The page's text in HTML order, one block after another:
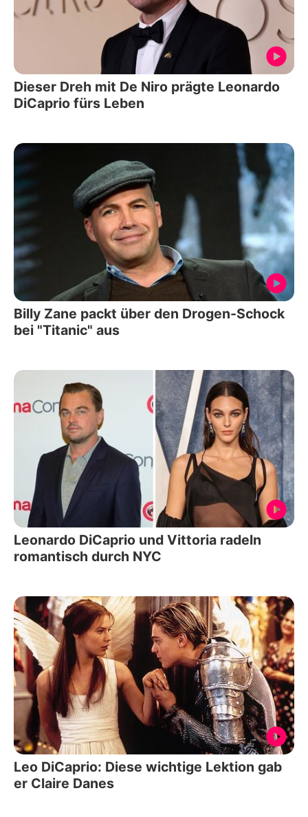
Dieser Dreh mit De Niro prägte Leonardo
DiCaprio fürs Leben
Billy Zane packt über den Drogen-Schock
bei "Titanic" aus
Leonardo DiCaprio und Vittoria radeln
romantisch durch NYC
Leo DiCaprio: Diese wichtige Lektion gab
er Claire Danes